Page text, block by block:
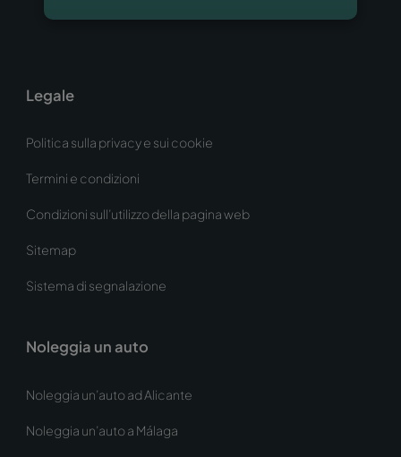
Legale
Politica sulla privacy e sui cookie
Termini e condizioni
Condizioni sull’utilizzo della pagina web
Sitemap
Sistema di segnalazione
Noleggia un auto
Noleggia un’auto ad Alicante
Noleggia un’auto a Málaga